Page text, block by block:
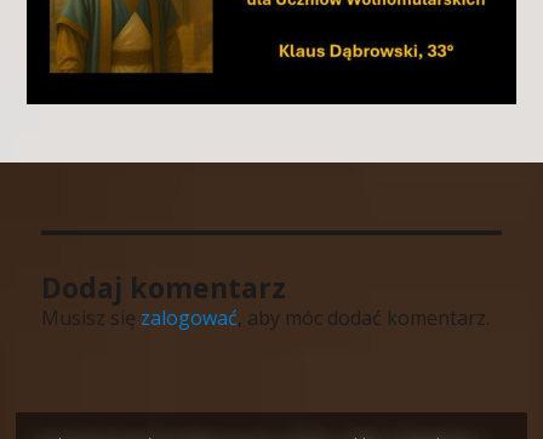
Dodaj komentarz
Musisz się zalogować, aby móc dodać komentarz.